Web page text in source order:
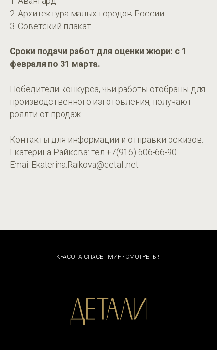
2. Архитектура малых городов России
3. Советский плакат
Сроки подачи работ для оценки жюри: с 1
февраля по 31 марта.
Победители конкурса, чьи работы отобраны для
производственного изготовления, получают
роялти от продаж.
Контакты для информации и отправки эскизов:
Екатерина Райкова: тел.+7(916) 606-66-90
Emai: Ekaterina.Raikova@detali.net
КРАСОТА СПАСЕТ МИР - СМОТРЕТЬ!!!